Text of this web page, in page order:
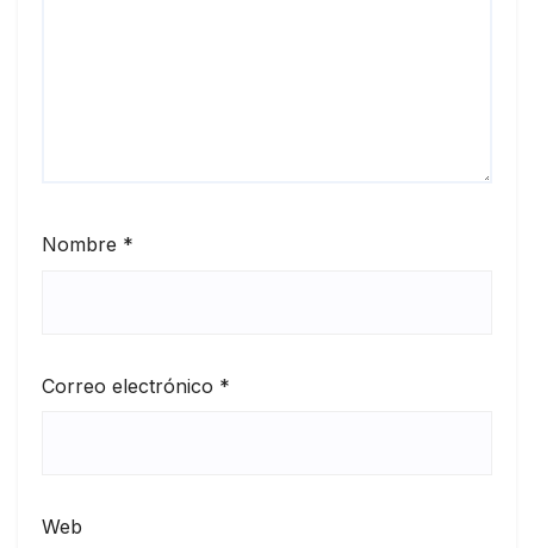
Nombre *
Correo electrónico *
Web